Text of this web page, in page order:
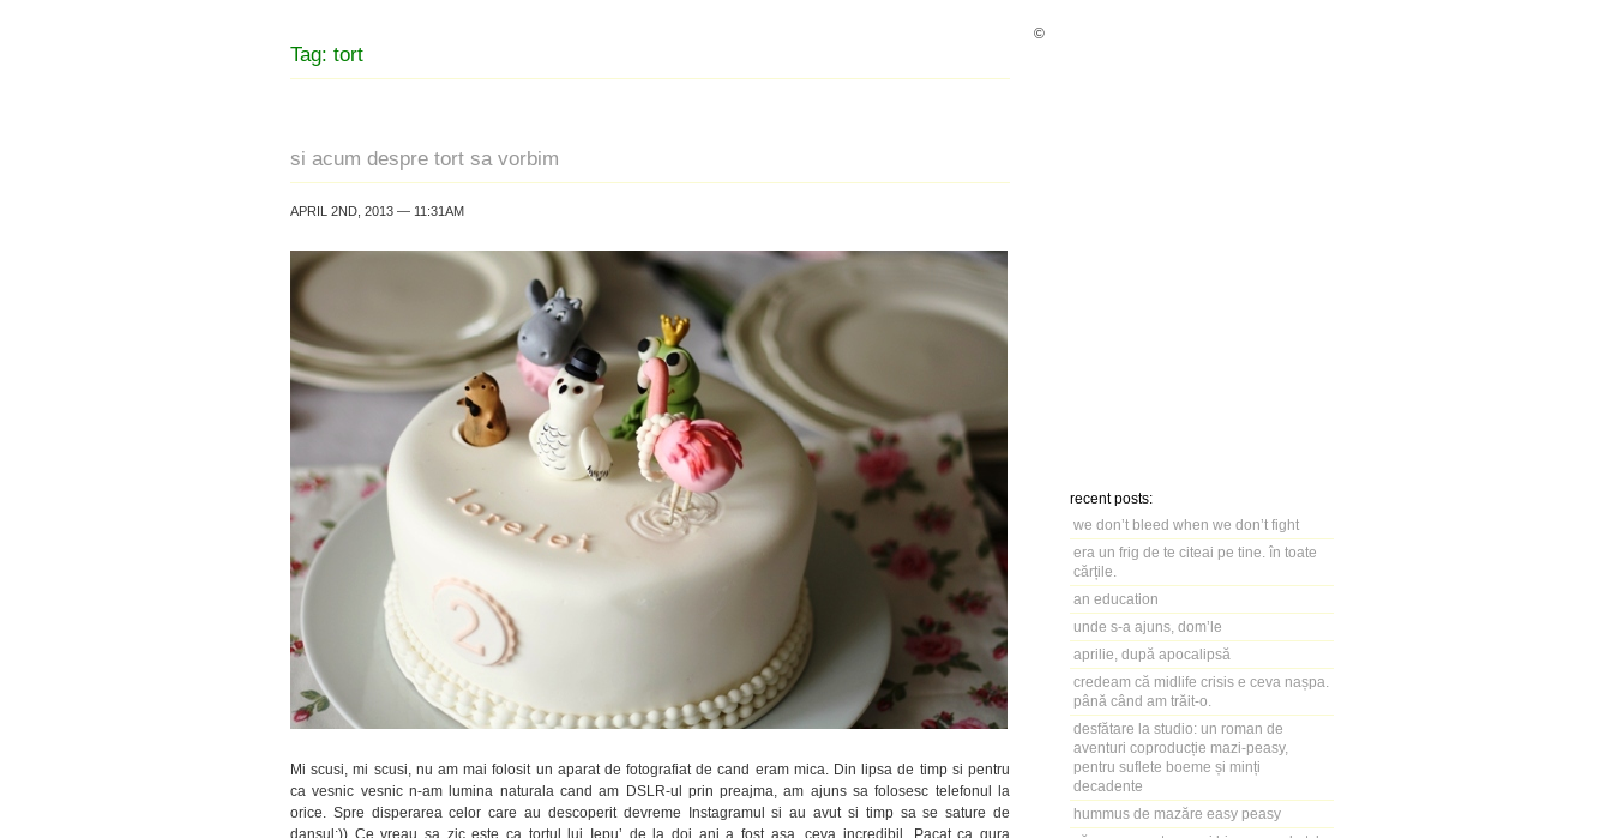
recent posts:
we don’t bleed when we don’t fight
era un frig de te citeai pe tine. în toate
cărțile.
an education
unde s-a ajuns, dom’le
aprilie, după apocalipsă
credeam că midlife crisis e ceva nașpa.
până când am trăit-o.
desfătare la studio: un roman de
aventuri coproducție mazi-peasy,
pentru suflete boeme și minți
decadente
hummus de mazăre easy peasy
Tag: tort
si acum despre tort sa vorbim
APRIL 2ND, 2013 — 11:31AM
Mi scusi, mi scusi, nu am mai folosit un aparat de fotografiat de cand eram mica. Din lipsa de timp si pentru
ca vesnic vesnic n-am lumina naturala cand am DSLR-ul prin preajma, am ajuns sa folosesc telefonul la
orice. Spre disperarea celor care au descoperit devreme Instagramul si au avut si timp sa se sature de
dansul:)) Ce vreau sa zic este ca tortul lui Iepu’ de la doi ani a fost asa, ceva incredibil. Pacat ca gura
©